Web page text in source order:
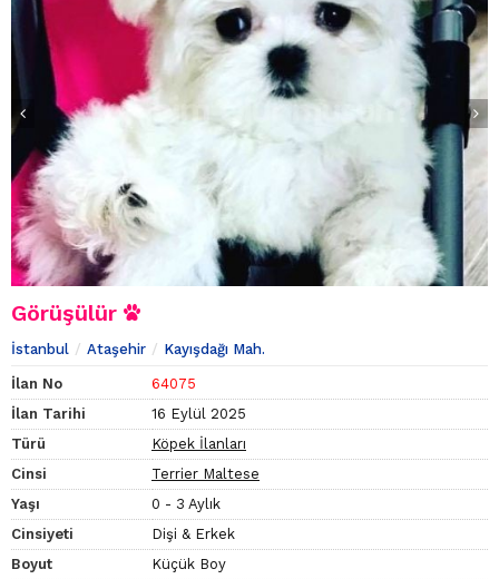
Görüşülür
İstanbul Ataşehir Kayışdağı Mah.
İlan No
64075
İlan Tarihi
16 Eylül 2025
Türü
Köpek İlanları
Cinsi
Terrier Maltese
Yaşı
0 - 3 Aylık
Cinsiyeti
Dişi & Erkek
Boyut
Küçük Boy